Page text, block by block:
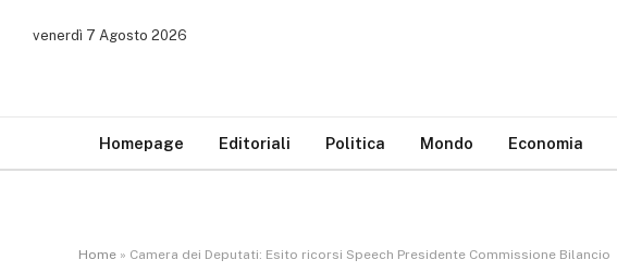
venerdì 7 Agosto 2026
Homepage Editoriali Politica Mondo Economia
Home » Camera dei Deputati: Esito ricorsi Speech Presidente Commissione Bilancio